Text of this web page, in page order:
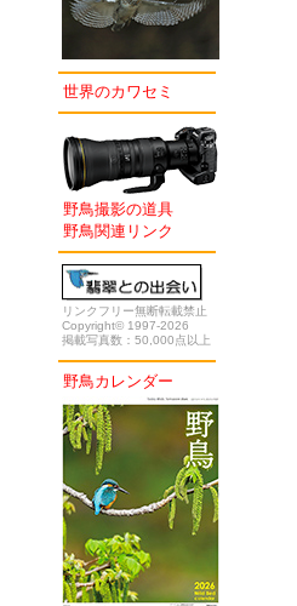
世界のカワセミ
野鳥撮影の道具
野鳥関連リンク
リンクフリー無断転載禁止
Copyright© 1997-2026
掲載写真数：50,000点以上
野鳥カレンダー